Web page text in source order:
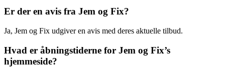
Er der en avis fra Jem og Fix?
Ja, Jem og Fix udgiver en avis med deres aktuelle tilbud.
Hvad er åbningstiderne for Jem og Fix’s
hjemmeside?